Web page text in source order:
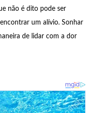
não é dito pode ser
um alívio. Sonhar
de lidar com a dor